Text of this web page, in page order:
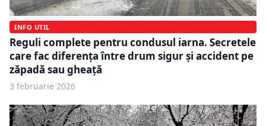
INFO UTIL
Reguli complete pentru condusul iarna. Secretele
care fac diferența între drum sigur și accident pe
zăpadă sau gheață
3 februarie 2026